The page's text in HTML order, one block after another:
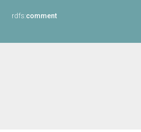
rdfs:comment